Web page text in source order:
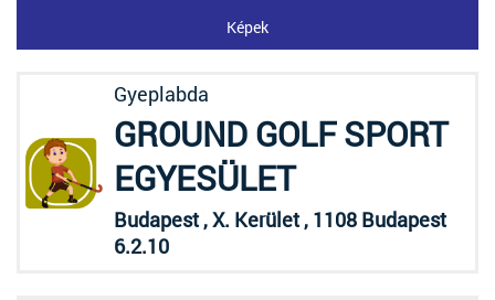
Képek
Gyeplabda
GROUND GOLF SPORT
EGYESÜLET
Budapest , X. Kerület , 1108 Budapest
6.2.10